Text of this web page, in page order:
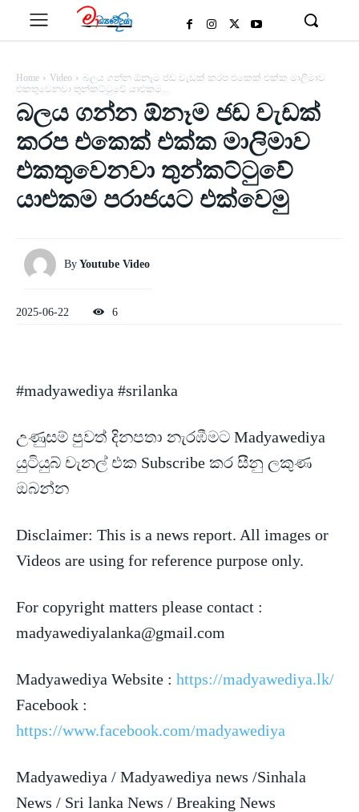
Home Video
බලය ගන්න ඕනෑම ජඩ වැඩක් කරප එකෙක් එක්ක මාලිමාව
එකතුවෙනවා තුන්කට්ටුවේ යාළුකම...
බලය ගන්න ඕනෑම ජඩ වැඩක්
කරප එකෙක් එක්ක මාලිමාව
එකතුවෙනවා තුන්කට්ටුවේ
යාළුකම පරාජයට එක්වෙමු
By Youtube Video
2025-06-22 6
#madyawediya #srilanka
උණුසම් පුවත් දිනපතා නැරඹීමට Madyawediya
යුටියුබ් චැනල් එක Subscribe කර සීනු ලකුණ
ඔබන්න
Disclaimer: This is a news report. All images or
Videos are using for reference purpose only.
For copyright matters please contact :
madyawediyalanka@gmail.com
Madyawediya Website : https://madyawediya.lk/
Facebook :
https://www.facebook.com/madyawediya
Madyawediya / Madyawediya news /Sinhala
News / Sri lanka News / Breaking News